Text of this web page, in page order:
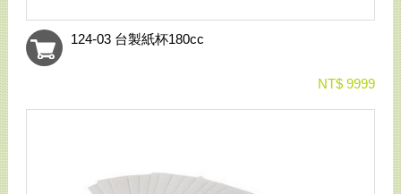
124-03 台製紙杯180cc
NT$ 9999